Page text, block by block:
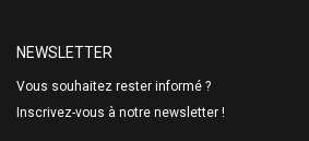
NEWSLETTER
Vous souhaitez rester informé ?
Inscrivez-vous à notre newsletter !